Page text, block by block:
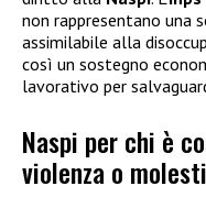
non rappresentano una
assimilabile alla
così un sostegno
lavorativo per
Naspi per chi è
violenza o